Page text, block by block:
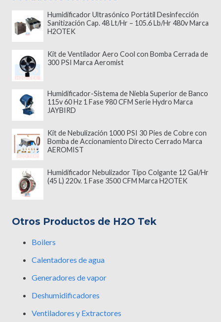
Humidificador Ultrasónico Portátil Desinfección
Sanitización Cap. 48 Lt/Hr – 105.6 Lb/Hr 480v Marca
H2OTEK
Kit de Ventilador Aero Cool con Bomba Cerrada de
300 PSI Marca Aeromist
Humidificador-Sistema de Niebla Superior de Banco
115v 60 Hz 1 Fase 980 CFM Serie Hydro Marca
JAYBIRD
Kit de Nebulización 1000 PSI 30 Pies de Cobre con
Bomba de Accionamiento Directo Cerrado Marca
AEROMIST
Humidificador Nebulizador Tipo Colgante 12 Gal/Hr
(45 L) 220v. 1 Fase 3500 CFM Marca H2OTEK
Otros Productos de H2O Tek
Boilers
Calentadores de agua
Generadores de vapor
Deshumidificadores
Ventiladores y Extractores